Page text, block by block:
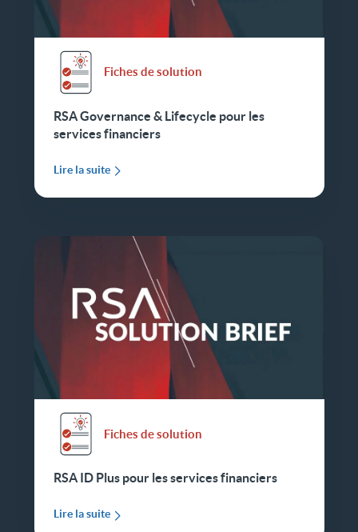
Fiches de solution
RSA Governance & Lifecycle pour les
services financiers
Lire la suite
Fiches de solution
RSA ID Plus pour les services financiers
Lire la suite